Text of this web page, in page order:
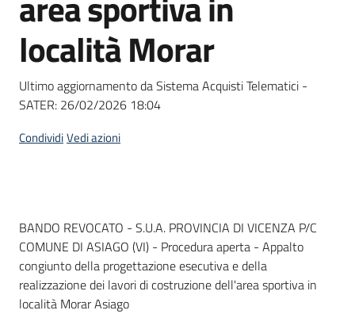
Supporto
Piattaforme
telematiche
English
site
località Morar
Ultimo aggiornamento da Sistema Acquisti Telematici -
SATER: 26/02/2026 18:04
CondividiVedi azioni
Dati del bando
BANDO REVOCATO - S.U.A. PROVINCIA DI VICENZA P/C
COMUNE DI ASIAGO (VI) - Procedura aperta - Appalto
congiunto della progettazione esecutiva e della
realizzazione dei lavori di costruzione dell'area sportiva in
località Morar Asiago